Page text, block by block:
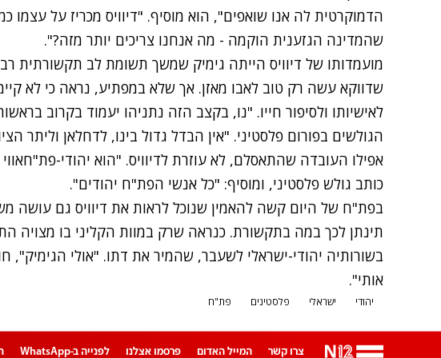
שהמדינה הגזענית הוקמה - מה אנחנו צריכים יותר מזה?".
מועמדותו של דיוויס הייתה גימיק שמשך תשומת לב תקשורתית
שדווקא עשה רק טוב לאבו מאזן. אך שלא במפתיע, נראה כי לא
לאישיותו ולסיפור חייו. "נו, בקצב הזה נתניהו יעמוד בקרוב
הגולשים בפורום פלסטיני. "אין הבדל גדול בינו, לדחלאן וליתר
אפילו העובדה שהתאסלם, לא עוזרת לדיוויס. "הוא יהודי-
כותב גולש פלסטיני, ומוסיף: "כל אנשי הפת"ח יהודים".
בפת"ח של היום קשה להאמין שנוכל לראות את דיוויס גם עושה
תינתן לכך במה בתקשורת. כנראה שרק במוות הקליני בו מצויה
בשורותיה יהודי-ישראלי לשעבר, שהמיר את דתו. "אולי הגימיק",
אותי".
יהודי ישראלי פלסטינים פת"ח
צרו קשר המייל האדום פרסמו אצלנו לפנייה ב-WhatsApp